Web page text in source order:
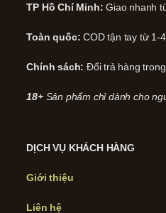
TP Hồ Chí Minh: Giao nhanh
Toàn quốc: COD tận tay từ 1-4
Chính sách: Đổi trả hàng
18+ Sản phẩm chỉ dành cho
DỊCH VỤ KHÁCH HÀNG
Giới thiệu
Liên hệ